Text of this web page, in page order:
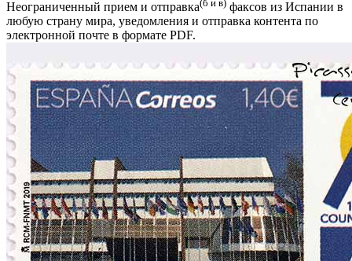
Неограниченный прием и отправка(б и в) факсов из Испании в
любую страну мира, уведомления и отправка контента по
электронной почте в формате PDF.